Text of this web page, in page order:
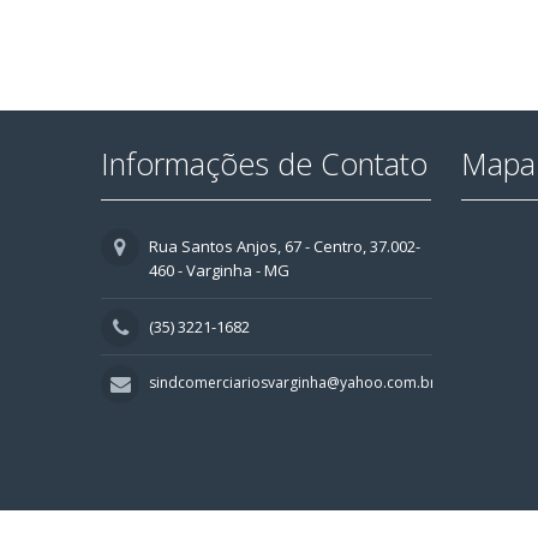
Informações de Contato
Rua Santos Anjos, 67 - Centro, 37.002-
460 - Varginha - MG
(35) 3221-1682
sindcomerciariosvarginha@yahoo.com.br